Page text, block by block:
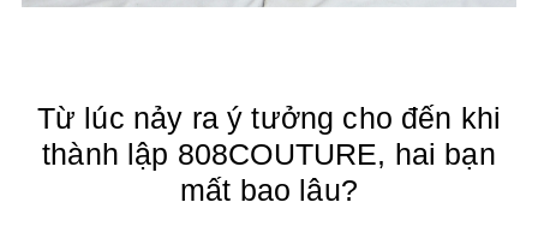
Từ lúc nảy ra ý tưởng cho đến khi
thành lập 808COUTURE, hai bạn
mất bao lâu?